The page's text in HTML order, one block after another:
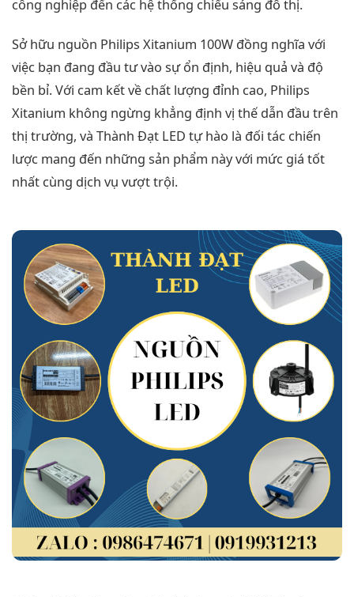
công nghiệp đến các hệ thống chiếu sáng đô thị.
Sở hữu nguồn Philips Xitanium 100W đồng nghĩa với
việc bạn đang đầu tư vào sự ổn định, hiệu quả và độ
bền bỉ. Với cam kết về chất lượng đỉnh cao, Philips
Xitanium không ngừng khẳng định vị thế dẫn đầu trên
thị trường, và Thành Đạt LED tự hào là đối tác chiến
lược mang đến những sản phẩm này với mức giá tốt
nhất cùng dịch vụ vượt trội.